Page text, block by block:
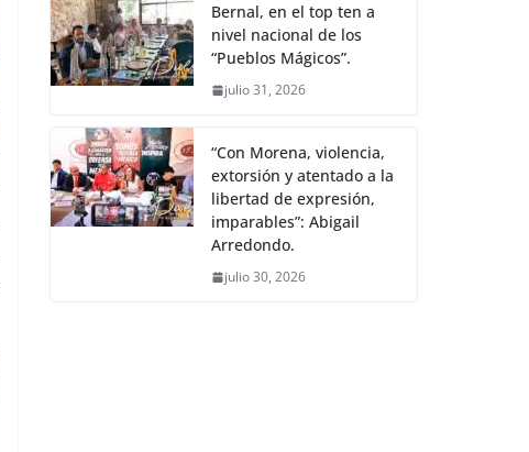
Bernal, en el top ten a
nivel nacional de los
“Pueblos Mágicos”.
julio 31, 2026
“Con Morena, violencia,
extorsión y atentado a la
libertad de expresión,
imparables”: Abigail
Arredondo.
julio 30, 2026